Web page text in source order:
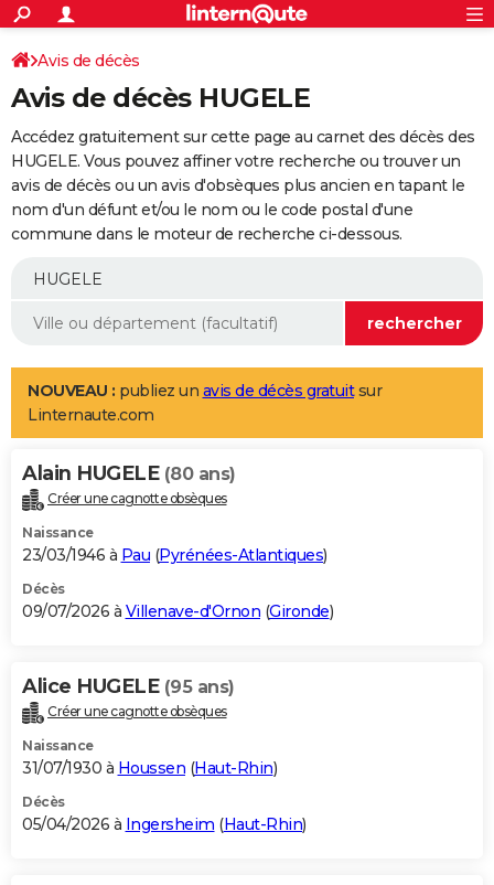
ACTUALITÉS
Politique
Société
Faits Divers
Education
Monde
Villes
+
SPORT
Coupe du monde 2026
Football
Tennis
Cyclisme
Rugby
Forum
Programme TV
TNT
Streaming
Cinéma
Sorties cinéma
Musique
+
FINANCE
Retraite
Epargne
Immobilier
Risques naturels par ville
Banque
Assurance
AUTO
Essais
Réserver un essai
Citadines
Berlines
SUV
Forum auto
+
Mobiles
Meilleur smartphone
Internet
Ordinateurs
Jeux vidéo
Guide high-tech
Aménagement intérieur
LIFESTYLE
Art de vivre
Bien-être
Loisirs
Mode
Modes de vie
Alimentation
Guide de la santé
Maladies
Médicaments
Sommeil
VOYAGE
Destinations
City break
Voyage nature
Voyage de noces
Forum
Climat
+PHOTO
GUIDES D'ACHAT
BONS PLANS
Carte de Noël
Carte Bonne année
Carte Saint-Valentin
Carte Pâques
Carte d'anniversaire
DICTIONNAIRE
Dictionnaire
Biographies
Citations
Expressions
Proverbes
PROGRAMME TV
S'inscrire
Se connecter
Lycées
Collèges
Primaires
Universités
Entreprises
Service militaire
Avis de recherche
AVIS DE DÉCÈS
Avis de décès
Avis de décès HUGELE
Accédez gratuitement sur cette page au carnet des décès des
HUGELE. Vous pouvez affiner votre recherche ou trouver un
avis de décès ou un avis d'obsèques plus ancien en tapant le
nom d'un défunt et/ou le nom ou le code postal d'une
commune dans le moteur de recherche ci-dessous.
NOUVEAU : publiez un avis de décès gratuitsur
Linternaute.com
Alain HUGELE (80 ans)
Créer une cagnotte obsèques
Naissance
23/03/1946 à Pau (Pyrénées-Atlantiques)
Décès
09/07/2026 à Villenave-d'Ornon (Gironde)
Alice HUGELE (95 ans)
Créer une cagnotte obsèques
Naissance
31/07/1930 à Houssen (Haut-Rhin)
Décès
05/04/2026 à Ingersheim (Haut-Rhin)